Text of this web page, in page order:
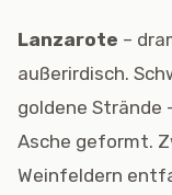
Lanzarote –
außerirdisch.
goldene Strände
Asche geformt.
Weinfeldern